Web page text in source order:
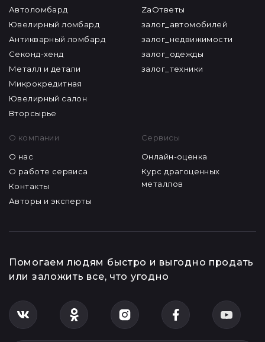
Автоломбард
Ювелирный ломбард
Антикварный ломбард
Секонд-хенд
Металл и детали
Микрокредитная
Ювелирный салон
Вторсырье
ZaОтветы
залог_автомобилей
залог_недвижимости
залог_одежды
залог_техники
О компании
О нас
О работе сервиса
Контакты
Авторы и эксперты
Сервисы
Онлайн-оценка
Курс драгоценных
металлов
Помогаем людям быстро и выгодно продать
или заложить все, что угодно